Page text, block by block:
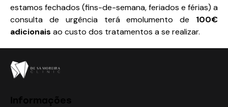
estamos fechados (fins-de-semana, feriados e férias) a
consulta de urgência terá emolumento de 100€
adicionais ao custo dos tratamentos a se realizar.
Informações